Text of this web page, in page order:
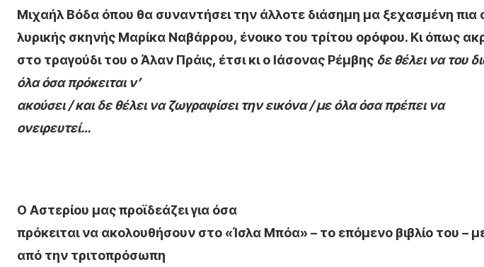
Μιχαήλ Βόδα όπου θα συναντήσει την άλλοτε διάσημη μα ξεχασμένη πια
λυρικής σκηνής Μαρίκα Ναβάρρου, ένοικο του τρίτου ορόφου. Κι όπως
στο τραγούδι του ο Άλαν Πράις, έτσι κι ο Ιάσονας Ρέμβης δε θέλει να του
όλα όσα πρόκειται ν’
ακούσει / και δε θέλει να ζωγραφίσει την εικόνα / με όλα όσα πρέπει να
ονειρευτεί…
Ο Αστερίου μας προϊδεάζει για όσα
πρόκειται να ακολουθήσουν στο «Ίσλα Μπόα» – το επόμενο βιβλίο του –
από την τριτοπρόσωπη